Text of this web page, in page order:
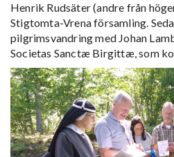
Henrik Rudsäter (andre från
Stigtomta-Vrena församling.
pilgrimsvandring med Johan
Societas Sanctæ Birgittæ, som